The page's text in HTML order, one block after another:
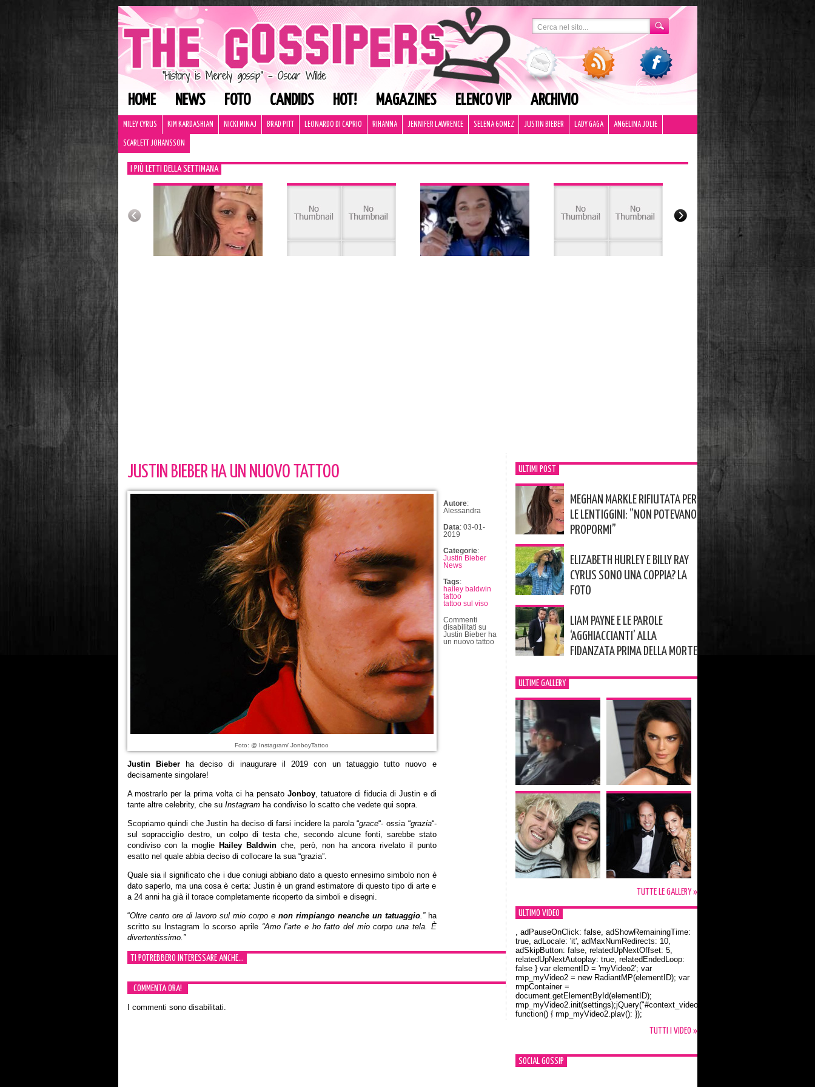
HOME NEWS FOTO CANDIDS HOT! MAGAZINES ELENCO VIP ARCHIVIO
MILEY CYRUS KIM KARDASHIAN NICKI MINAJ BRAD PITT LEONARDO DI CAPRIO RIHANNA JENNIFER LAWRENCE SELENA GOMEZ JUSTIN BIEBER LADY GAGA ANGELINA JOLIE
SCARLETT JOHANSSON
I PIÙ LETTI DELLA SETTIMANA
JUSTIN BIEBER HA UN NUOVO TATTOO
Foto: @ Instagram/ JonboyTattoo
Justin Bieberha deciso di inaugurare il 2019 con un tatuaggio tutto nuovo e
decisamente singolare!
A mostrarlo per la prima volta ci ha pensato Jonboy, tatuatore di fiducia di Justin e di
tante altre celebrity, che suInstagramha condiviso lo scatto che vedete qui sopra.
Scopriamo quindi che Justin ha deciso di farsi incidere la parola “grace“- ossia “grazia“-
sul sopracciglio destro, un colpo di testa che, secondo alcune fonti, sarebbe stato
condiviso con la moglie Hailey Baldwin che, però, non ha ancora rivelato il punto
esatto nel quale abbia deciso di collocare la sua “grazia”.
Quale sia il significato che i due coniugi abbiano dato a questo ennesimo simbolo non è
dato saperlo, ma una cosa è certa: Justin è un grand estimatore di questo tipo di arte e
a 24 anni ha già il torace completamente ricoperto da simboli e disegni.
“Oltre cento ore di lavoro sul mio corpo e non rimpiango neanche un tatuaggio.” ha
scritto su Instagram lo scorso aprile“Amo l’arte e ho fatto del mio corpo una tela. È
divertentissimo.”
Autore:
Alessandra
Data: 03-01-
2019
Categorie:
Justin Bieber
News
Tags:
hailey baldwin
tattoo
tattoo sul viso
Commenti
disabilitati su
Justin Bieber ha
un nuovo tattoo
TI POTREBBERO INTERESSARE ANCHE...
COMMENTA ORA!
I commenti sono disabilitati.
ULTIMI POST
MEGHAN MARKLE RIFIUTATA PER
LE LENTIGGINI: ”NON POTEVANO
PROPORMI”
ELIZABETH HURLEY E BILLY RAY
CYRUS SONO UNA COPPIA? LA
FOTO
LIAM PAYNE E LE PAROLE
‘AGGHIACCIANTI’ ALLA
FIDANZATA PRIMA DELLA MORTE
ULTIME GALLERY
TUTTE LE GALLERY »
ULTIMO VIDEO
Orlando Bloom e la t-shirt dedicata a Flynn
, adPauseOnClick: false, adShowRemainingTime:
true, adLocale: 'it', adMaxNumRedirects: 10,
adSkipButton: false, relatedUpNextOffset: 5,
relatedUpNextAutoplay: true, relatedEndedLoop:
false } var elementID = 'myVideo2'; var
rmp_myVideo2 = new RadiantMP(elementID); var
rmpContainer =
document.getElementById(elementID);
rmp_myVideo2.init(settings);jQuery("#context_video2").one("mouseover",
function() { rmp_myVideo2.play(); });
TUTTI I VIDEO »
SOCIAL GOSSIP